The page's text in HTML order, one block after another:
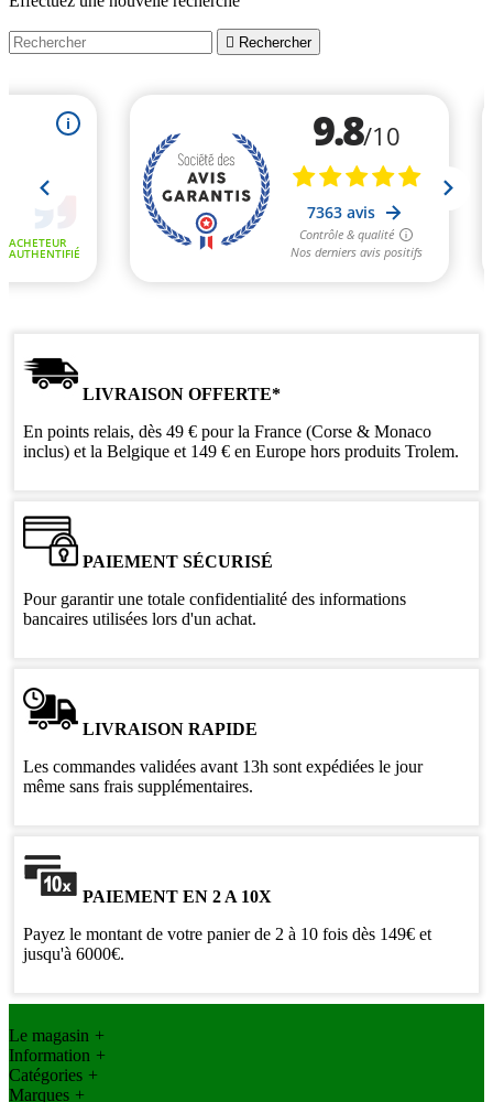
 Rechercher
LIVRAISON OFFERTE*
En points relais, dès 49 € pour la France (Corse & Monaco
inclus) et la Belgique et 149 € en Europe hors produits Trolem.
PAIEMENT SÉCURISÉ
Pour garantir une totale confidentialité des informations
bancaires utilisées lors d'un achat.
LIVRAISON RAPIDE
Les commandes validées avant 13h sont expédiées le jour
même sans frais supplémentaires.
PAIEMENT EN 2 A 10X
Payez le montant de votre panier de 2 à 10 fois dès 149€ et
jusqu'à 6000€.
Le magasin +
Information +
Catégories +
Marques +